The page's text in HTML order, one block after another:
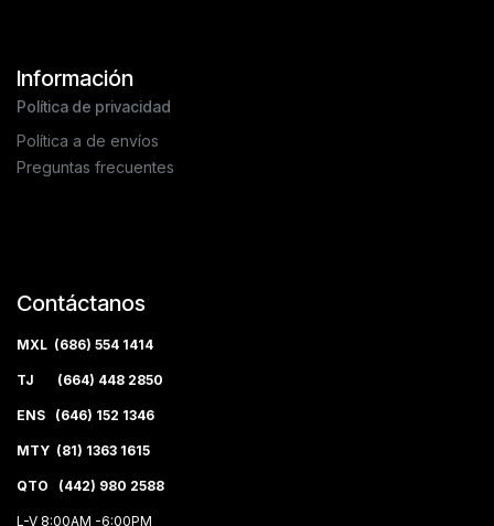
Información
Política de privacidad
Política a de envíos
Preguntas frecuentes
Contáctanos
MXL (686) 554 1414
TJ (664) 448 2850
ENS (646) 152 1346
MTY (81) 1363 1615
QTO (442) 980 2588
L-V 8:00AM -6:00PM